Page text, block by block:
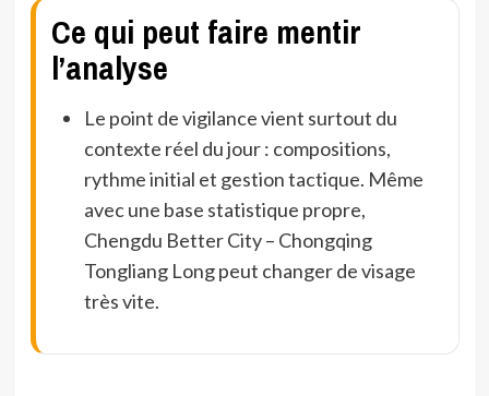
Ce qui peut faire mentir
l’analyse
Le point de vigilance vient surtout du
contexte réel du jour : compositions,
rythme initial et gestion tactique. Même
avec une base statistique propre,
Chengdu Better City – Chongqing
Tongliang Long peut changer de visage
très vite.